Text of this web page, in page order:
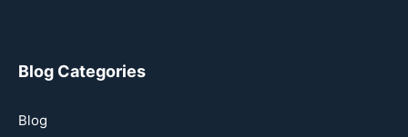
Blog Categories
Blog